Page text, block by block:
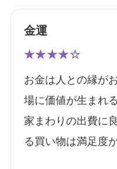
金運
★★★★☆
お金は人との縁が
場に価値が生まれ
家まわりの出費に
る買い物は満足度